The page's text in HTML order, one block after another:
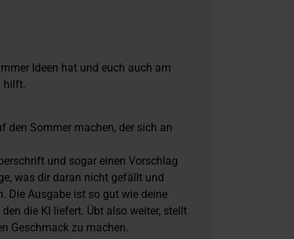
Ideen hat und euch auch am
hilft.
den Sommer machen, der sich an
und sogar einen Vorschlag
was dir daran nicht gefällt und
Die Ausgabe ist so gut wie deine
die KI liefert. Übt also weiter, stellt
Geschmack zu machen.